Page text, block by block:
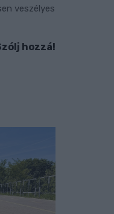
veszélyes
hozzá!